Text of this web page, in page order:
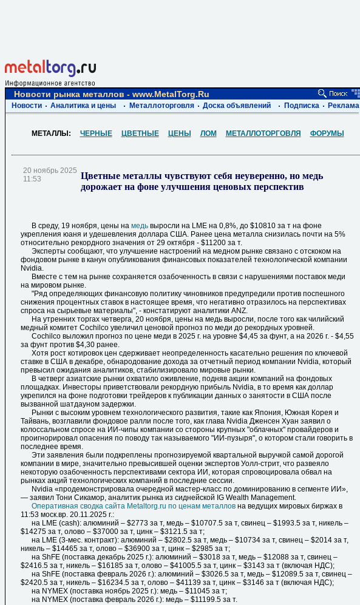
Новости рынка металлов - www.MetalTorg.Ru
Новости Аналитика и цены Металлоторговля Доска объявлений Подписка Реклама
МЕТАЛЛЫ: ЧЕРНЫЕ ЦВЕТНЫЕ ЦЕНЫ ЛОМ МЕТАЛЛОТОРГОВЛЯ ФОРУМЫ
20 ноябрь 2025
11:53
Цветные металлы чувствуют себя неуверенно, но медь
дорожает на фоне улучшения ценовых перспектив
В среду, 19 ноября, цены на медь выросли на LME на 0,8%, до $10810 за т на фоне
укрепления юаня и удешевления доллара США. Ранее цена металла снизилась почти на 5%
относительно рекордного значения от 29 октября - $11200 за т.
Эксперты сообщают, что улучшение настроений на медном рынке связано с отскоком на
фондовом рынке в канун опубликования финансовых показателей технологической компании
Nvidia.
Вместе с тем на рынке сохраняется озабоченность в связи с нарушениями поставок меди
на мировом рынке.
"Ряд определяющих финансовую политику чиновников предупредили против поспешного
снижения процентных ставок в настоящее время, что негативно отразилось на перспективах
спроса на сырьевые материалы", - констатируют аналитики ANZ.
На утренних торгах четверга, 20 ноября, цены на медь выросли, после того как чилийский
медный комитет Cochilco увеличил ценовой прогноз по меди до рекордных уровней.
Cochilco выложил прогноз по цене меди в 2025 г. на уровне $4,45 за фунт, а на 2026 г. - $4,55
за фунт против $4,30 ранее.
Хотя рост котировок цен сдерживает неопределенность касательно решения по ключевой
ставке в США в декабре, обнародование дохода за отчетный период компании Nvidia, который
превысил ожидания аналитиков, стабилизировало мировые рынки.
В четверг азиатские рынки охватило оживление, подняв акции компаний на фондовых
площадках. Инвесторы приветствовали рекордную прибыль Nvidia, в то время как доллар
укрепился на фоне подготовки трейдеров к публикации данных о занятости в США после
вызванной шатдауном задержки.
Рынки с высоким уровнем технологического развития, такие как Япония, Южная Корея и
Тайвань, возглавили фондовое ралли после того, как глава Nvidia Дженсен Хуан заявил о
колоссальном спросе на ИИ-чипы компании со стороны крупных "облачных" провайдеров и
проигнорировал опасения по поводу так называемого "ИИ-пузыря", о котором стали говорить в
последнее время.
Эти заявления были подкреплены прогнозируемой квартальной выручкой самой дорогой
компании в мире, значительно превысившей оценки экспертов Уолл-стрит, что развеяло
некоторую озабоченность перспективами сектора ИИ, которая спровоцировала обвал на
рынках акций технологических компаний в последние сессии.
Nvidia «продемонстрировала очередной мастер-класс по доминированию в сегменте ИИ»,
— заявил Тони Сикамор, аналитик рынка из сиднейской IG Wealth Management.
Оперативная сводка сайта Metaltorg.ru по ценам металлов на ведущих мировых биржах в
11:53 моск.вр. 20.11.2025 г.:
на LME (cash): алюминий – $2773 за т, медь – $10707.5 за т, свинец – $1993.5 за т, никель –
$14275 за т, олово – $37000 за т, цинк – $3121.5 за т;
на LME (3-мес. контракт): алюминий – $2802.5 за т, медь – $10734 за т, свинец – $2014 за т,
никель – $14465 за т, олово – $36900 за т, цинк – $2985 за т;
на ShFE (поставка декабрь 2025 г.): алюминий – $3018 за т, медь – $12088 за т, свинец –
$2416.5 за т, никель – $16185 за т, олово – $41005.5 за т, цинк – $3143 за т (включая НДС);
на ShFE (поставка февраль 2026 г.): алюминий – $3026.5 за т, медь – $12089.5 за т, свинец –
$2420.5 за т, никель – $16234.5 за т, олово – $41139 за т, цинк – $3146 за т (включая НДС);
на NYMEX (поставка ноябрь 2025 г.): медь – $11045 за т;
на NYMEX (поставка февраль 2026 г.): медь – $11199.5 за т.